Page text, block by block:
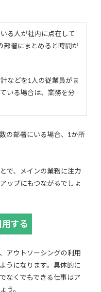
る人が社内に点在して
部署にまとめると時間が
などを1人の従業員がま
いる場合は、業務を分
の部署にいる場合、1か所
で、メインの業務に注力
ップにもつながるでしょ
する
アウトソーシングの利用
うになります。具体的に
なくでもできる仕事はア
う。